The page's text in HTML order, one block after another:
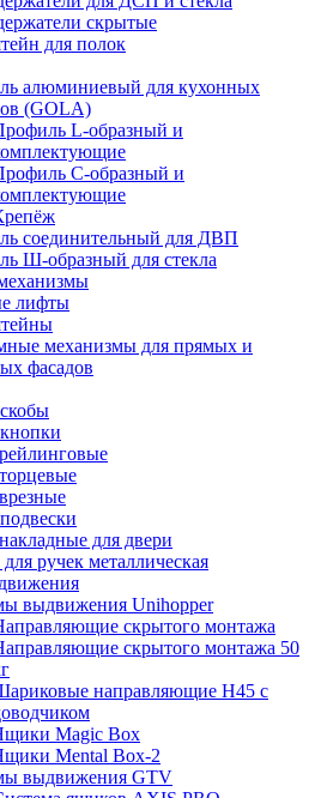
скрытые
для полок
алюминиевый для кухонных
(GOLA)
L-образный и
C-образный и
соединительный для ДВП
Ш-образный для стекла
лифты
механизмы для прямых и
фасадов
для двери
ручек металлическая
выдвижения Unihopper
скрытого монтажа
скрытого монтажа 50
направляющие H45 с
Magic Box
Mental Box-2
выдвижения GTV